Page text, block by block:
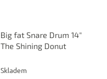
Big fat Snare Drum 14"
The Shining Donut
Skladem